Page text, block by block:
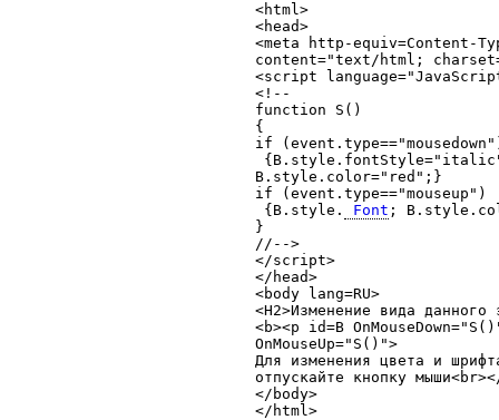
<html>
<head>
<meta http-equiv=Content-
content="text/html;
<script
<!--
function S()
{
if
B.style.color="red";}
if (event.type=="mouseup")
{B.style.
Font ;
}
//-->
</script>
</head>
<body lang=RU>
<H2>Изменение вида данного
<b><p id=B
OnMouseUp="S()">
Для изменения цвета и
отпускайте кнопку
</body>
</html>